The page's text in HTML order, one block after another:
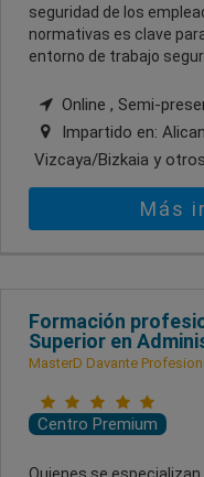
seguridad de los
normativas es clave
entorno de trabajo
Online , Semi-
Impartido en:
Vizcaya/Bizkaia y
Más
Formación
Superior en
MasterD Davante
Centro Premium